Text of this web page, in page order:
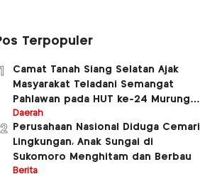
Terpopuler
Camat Tanah Siang Selatan Ajak
Masyarakat Teladani Semangat
Pahlawan pada HUT ke-24 Murung
Raya dan HUT ke-81 Kemerdekaan RI
Daerah
Perusahaan Nasional Diduga Cemari
Lingkungan, Anak Sungai di
Sukomoro Menghitam dan Berbau
Berita